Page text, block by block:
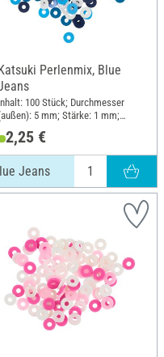
Katsuki Perlenmix, Blue
100 Stück; Durchmesser
5 mm; Stärke: 1 mm;
Material: Gummi
2,25 €
Jeans